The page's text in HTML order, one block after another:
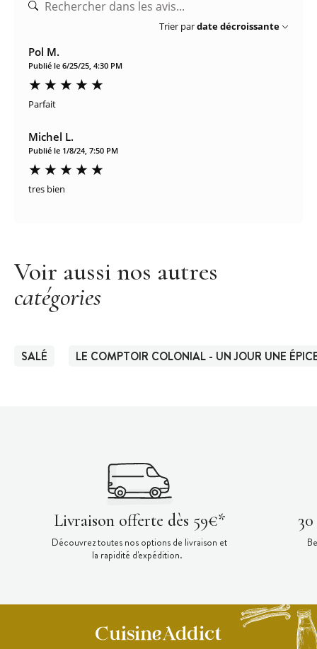
Trier pardate décroissante
Pol M.
Publié le 6/25/25, 4:30 PM
Parfait
Michel L.
Publié le 1/8/24, 7:50 PM
tres bien
Voir aussi nos autres
catégories
SALÉ LE COMPTOIR COLONIAL - UN JOUR UNE
Livraison offerte dès 59€*
Découvrez toutes nos options de livraison et
la rapidité d'expédition.